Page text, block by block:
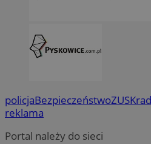
policjaBezpieczeństwoZUS
reklama
Portal należy do sieci